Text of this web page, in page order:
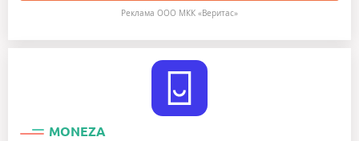
Реклама ООО МКК «Веритас»
MONEZA